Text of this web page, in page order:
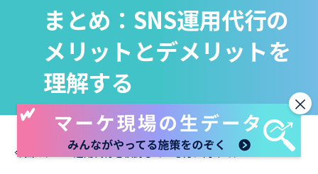
まとめ：SNS運用代行の
メリットとデメリットを
理解する
今回は、SNS運用代行を検討している方に向けて、
×